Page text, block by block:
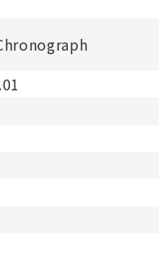
的な使用感があり、傷
も使用感のある商品
く使用感があり、傷や